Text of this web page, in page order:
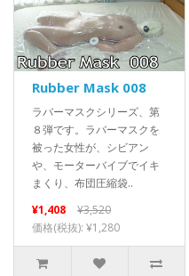
Rubber Mask 008
ラバーマスクシリーズ、第
８弾です。ラバーマスクを
被った女性が、シビアン
や、モーターバイブでイキ
まくり、布団圧縮袋..
¥1,408
¥3,520
価格(税抜): ¥1,280